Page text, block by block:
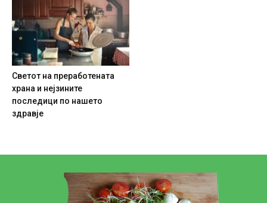
Светот на преработената
храна и нејзините
последици по нашето
здравје